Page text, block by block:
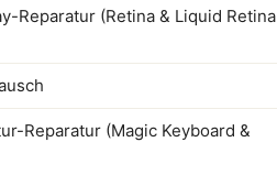
Reparatur (Retina & Liquid Retina
Reparatur (Magic Keyboard &